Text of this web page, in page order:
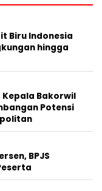
Biru Indonesia
hingga
Kepala Bakorwil
Potensi
BPJS